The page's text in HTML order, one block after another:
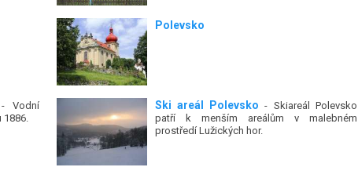
Polevsko
Ski areál Polevsko - Skiareál Polevsko
patří k menším areálům v malebném
prostředí Lužických hor.
- Vodní
1886.